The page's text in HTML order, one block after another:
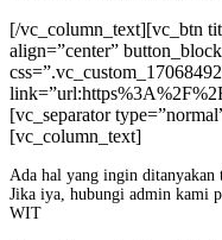
[/vc_column_text][vc_btn
align=”center”
[vc_separator
[vc_column_text]
Ada hal yang ingin
Jika iya, hubungi admin kami
WIT